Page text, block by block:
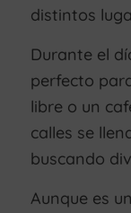
distintos
Durante el
perfecto
libre o un
calles se
buscando
Aunque es